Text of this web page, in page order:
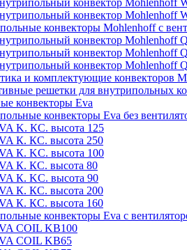
конвектор Mohlenhoff
конвектор Mohlenhoff
конвекторы Mohlenhoff с
конвектор Mohlenhoff
конвектор Mohlenhoff
конвектор Mohlenhoff
и комплектующие конвекторов
решетки для внутрипольных
конвекторы Eva
конвекторы Eva без
K. КС. высота 125
К. КС. высота 250
К. KС. высота 100
К. КС. высота 80
К. KC. высота 90
К. КС. высота 200
К. КС. высота 160
конвекторы Eva с
COIL KB100
COIL KB65